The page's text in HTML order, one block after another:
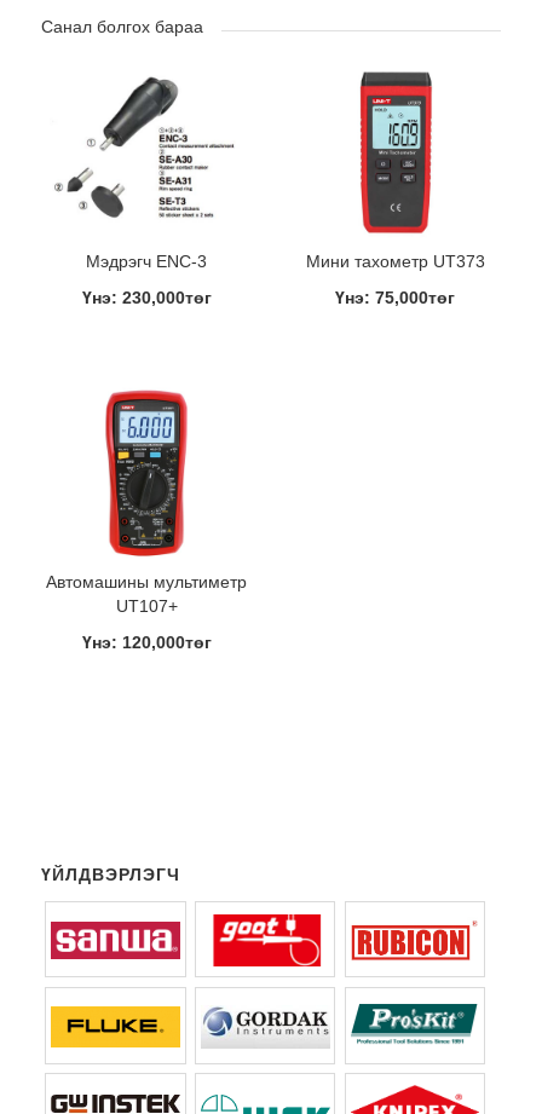
Санал болгох бараа
Мэдрэгч ENC-3
Үнэ: 230,000төг
Мини тахометр UT373
Үнэ: 75,000төг
Aвтомашины мультиметр
UT107+
Үнэ: 120,000төг
ҮЙЛДВЭРЛЭГЧ